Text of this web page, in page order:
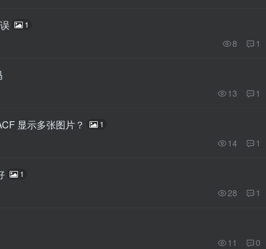
1
8 1
13 1
显示多张图片？ 1
14 1
1
28 1
11 0